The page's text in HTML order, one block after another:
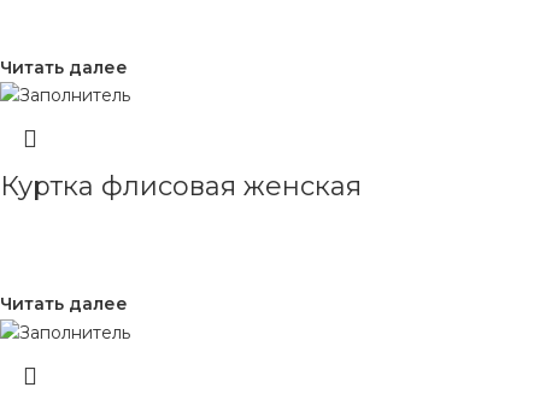
Читать далее
Куртка флисовая женская
Читать далее